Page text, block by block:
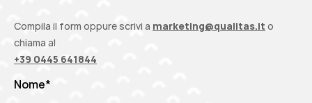
Compila il form oppure scrivi a marketing@qualitas.it o
chiama al
+39 0445 641844
Nome*